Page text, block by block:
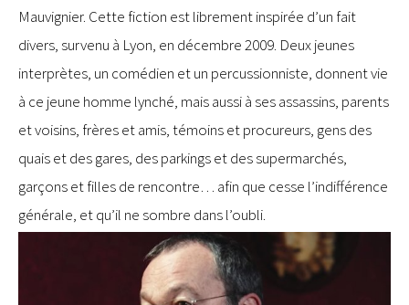
Mauvignier. Cette fiction est librement inspirée d’un fait
divers, survenu à Lyon, en décembre 2009. Deux jeunes
interprètes, un comédien et un percussionniste, donnent vie
à ce jeune homme lynché, mais aussi à ses assassins, parents
et voisins, frères et amis, témoins et procureurs, gens des
quais et des gares, des parkings et des supermarchés,
garçons et filles de rencontre… afin que cesse l’indifférence
générale, et qu’il ne sombre dans l’oubli.